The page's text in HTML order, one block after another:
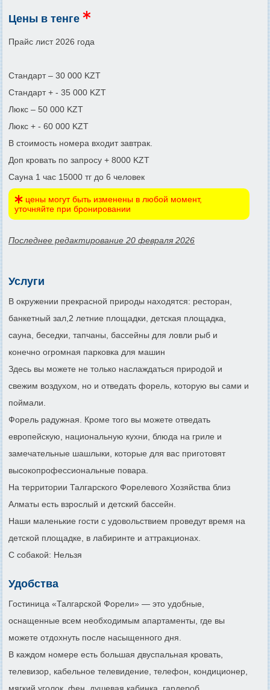
Цены в тенге
Прайс лист 2026 года
Стандарт – 30 000 KZT
Стандарт + - 35 000 KZT
Люкс – 50 000 KZT
Люкс + - 60 000 KZT
В стоимость номера входит завтрак.
Доп кровать по запросу + 8000 KZT
Сауна 1 час 15000 тг до 6 человек
цены могут быть изменены в любой момент,
уточняйте при бронировании
Последнее редактирование 20 февраля 2026
Услуги
В окружении прекрасной природы находятся: ресторан,
банкетный зал,2 летние площадки, детская площадка,
сауна, беседки, тапчаны, бассейны для ловли рыб и
конечно огромная парковка для машин
Здесь вы можете не только наслаждаться природой и
свежим воздухом, но и отведать форель, которую вы сами и
поймали.
Форель радужная. Кроме того вы можете отведать
европейскую, национальную кухни, блюда на гриле и
замечательные шашлыки, которые для вас приготовят
высокопрофессиональные повара.
На территории Талгарского Форелевого Хозяйства близ
Алматы есть взрослый и детский бассейн.
Наши маленькие гости с удовольствием проведут время на
детской площадке, в лабиринте и аттракционах.
С собакой: Нельзя
Удобства
Гостиница «Талгарской Форели» — это удобные,
оснащенные всем необходимым апартаменты, где вы
можете отдохнуть после насыщенного дня.
В каждом номере есть большая двуспальная кровать,
телевизор, кабельное телевидение, телефон, кондиционер,